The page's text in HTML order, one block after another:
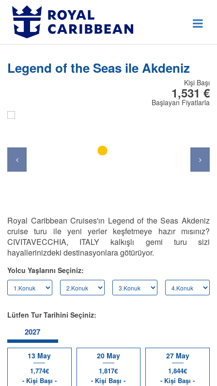
Anasayfa
Destek Hattı 444 80 92
Legend of the Seas ile Akdeniz
Kişi Başı
1,531 €
Başlayan Fiyatlarla
Royal Caribbean Cruises'ın Legend of the Seas Akdeniz
cruise turu ile yeni yerler keşfetmeye hazır mısınız?
CIVITAVECCHIA, ITALY kalkışlı gemi turu sizi
hayallerinizdeki destinasyonlara götürüyor.
Yolcu Yaşlarını Seçiniz:
Lütfen Tur Tarihini Seçiniz:
2027
13 May
1,774€
- Kişi Başı -
20 May
1,817€
- Kişi Başı -
27 May
1,844€
- Kişi Başı -